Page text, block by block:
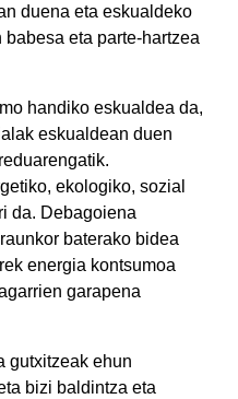
duena eta eskualdeko
eta parte-hartzea
handiko eskualdea da,
eskualdean duen
ekologiko, sozial
da. Debagoiena
baterako bidea
energia kontsumoa
garapena
gutxitzeak ehun
bizi baldintza eta